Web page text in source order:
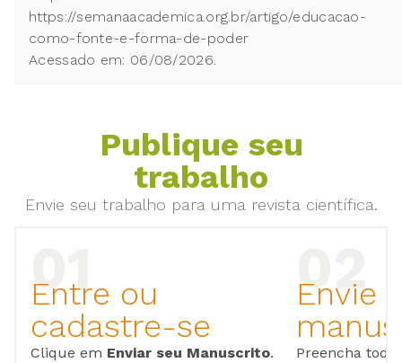
https://semanaacademica.org.br/artigo/educacao-
como-fonte-e-forma-de-poder
Acessado em: 06/08/2026.
Publique seu
trabalho
Envie seu trabalho para uma revista científica.
Entre ou
cadastre-se
Clique em Enviar seu Manuscrito.
Envie
Preencha